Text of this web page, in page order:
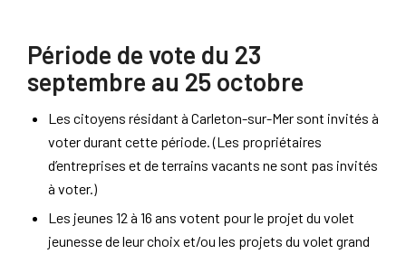
Période de vote du 23
septembre au 25 octobre
Les citoyens résidant à Carleton-sur-Mer sont invités à
voter durant cette période. (Les propriétaires
d’entreprises et de terrains vacants ne sont pas invités
à voter.)
Les jeunes 12 à 16 ans votent pour le projet du volet
jeunesse de leur choix et/ou les projets du volet grand